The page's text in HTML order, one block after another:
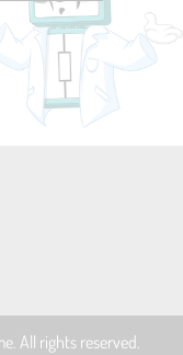
. All rights reserved.